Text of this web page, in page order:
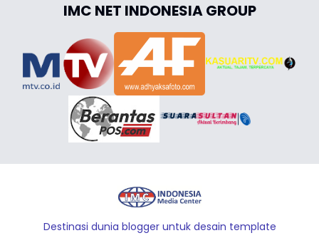
IMC NET INDONESIA GROUP
Destinasi dunia blogger untuk desain template